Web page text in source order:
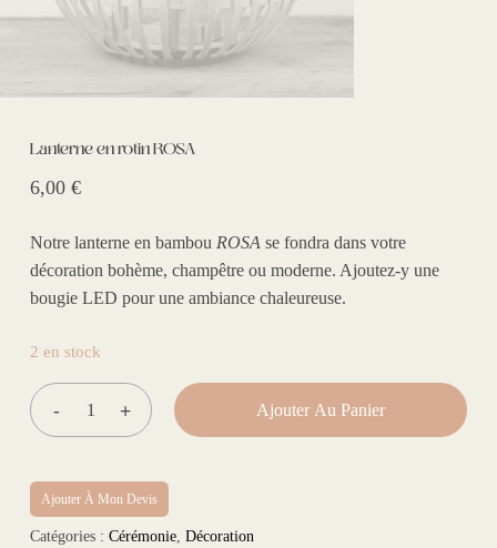
Lanterne en rotin ROSA
6,00 €
Notre lanterne en bambou ROSA se fondra dans votre
décoration bohème, champêtre ou moderne. Ajoutez-y une
bougie LED pour une ambiance chaleureuse.
2 en stock
Ajouter Au Panier
Ajouter À Mon Devis
Catégories : Cérémonie, Décoration